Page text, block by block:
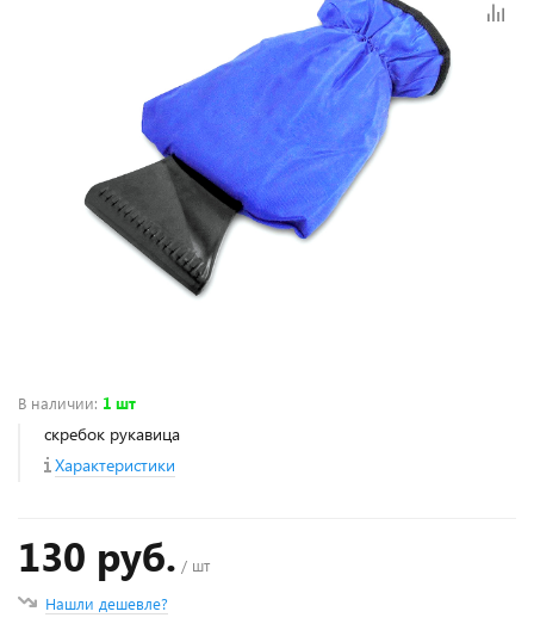
В наличии: 1 шт
скребок рукавица
Характеристики
130 руб. / шт
Нашли дешевле?